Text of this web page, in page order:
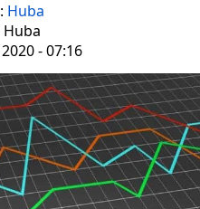
Huba
- 07:16